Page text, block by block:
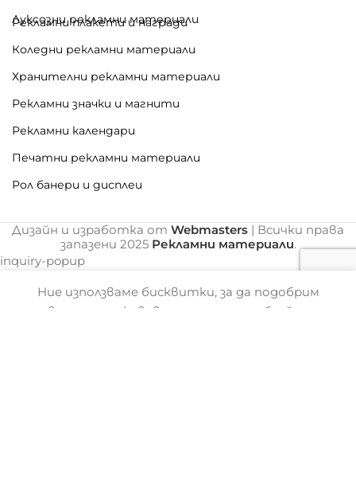
Луксозни рекламни материали
Рекламни плакети и награди
Коледни рекламни материали
Хранителни рекламни материали
Рекламни значки и магнити
Рекламни календари
Печатни рекламни материали
Рол банери и дисплеи
Дизайн и изработка от Webmasters | Всички права
запазени 2025 Рекламни материали.
inquiry-popup
Ние използваме бисквитки, за да подобрим
вашето изживяване на нашия уебсайт.
Turns on site high speed to be attractive for people and search engines.